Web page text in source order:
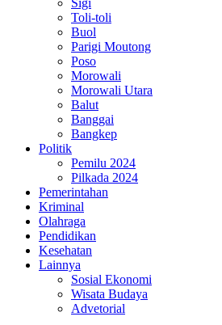
Sigi
Toli-toli
Buol
Parigi Moutong
Poso
Morowali
Morowali Utara
Balut
Banggai
Bangkep
Politik
Pemilu 2024
Pilkada 2024
Pemerintahan
Kriminal
Olahraga
Pendidikan
Kesehatan
Lainnya
Sosial Ekonomi
Wisata Budaya
Advetorial